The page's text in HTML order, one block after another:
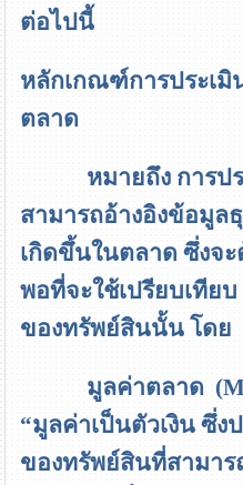
ต่อไปนี้
หลักเกณฑ์การประเมิ
ตลาด
หมายถึง การปร
สามารถอ้างอิงข้อมูล
เกิดขึ้นในตลาด ซึ่งจ
พอที่จะใช้เปรียบเทีย
ของทรัพย์สินนั้น โดย
มูลค่าตลาด
“มูลค่าเป็นตัวเงิน ซึ่ง
ของทรัพย์สินที่สามา